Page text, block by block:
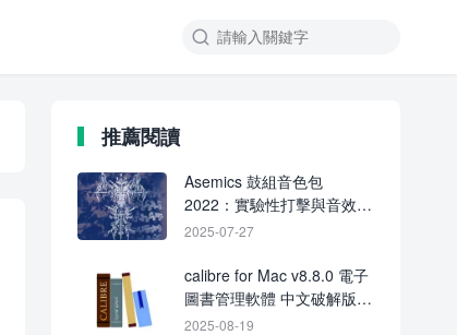

推薦閱讀
Asemics 鼓組音色包
2022：實驗性打擊與音效素
材庫 FL Studio 專用
2025-07-27
calibre for Mac v8.8.0 電子
圖書管理軟體 中文破解版下
載
2025-08-19